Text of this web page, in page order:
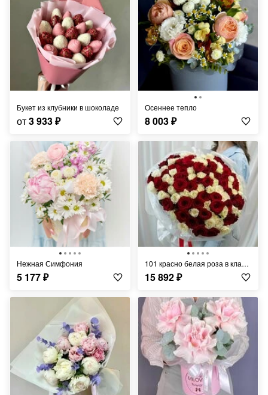
Букет из клубники в шоколаде
от3 933₽
Осеннее тепло
8 003₽
Нежная Симфония
5 177₽
101 красно белая роза в классической упаковке
15 892₽